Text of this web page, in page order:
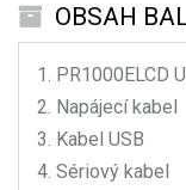
OBSAH
PR1000ELCD
Napájecí kabel
Kabel USB
Sériový kabel